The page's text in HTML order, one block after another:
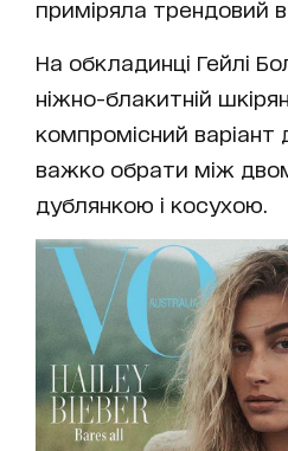
приміряла трендовий
На обкладинці Гейлі
ніжно-блакитній
компромісний варіант
важко обрати між
дублянкою і косухою.